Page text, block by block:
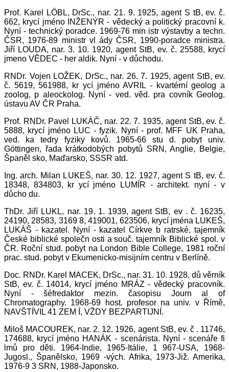
Prof. Karel LÖBL, DrSc., nar. 21. 9. 1925, agent S tB, ev. č.
662, krycí jméno INŽENÝR - vědecký a politický pracovní k.
Nyní - technický poradce. 1969-76 min istr výstavby a techn.
ČSR, 1976-89 ministr vl ády ČSR, 1990-poradce ministra.
Jiří LOUDA, nar. 3. 10. 1920, agent StB, ev. č. 25588, krycí
jmeno VĚDEC - her aldik. Nyní - v důchodu.
RNDr. Vojen LOŽEK, DrSc., nar. 26. 7. 1925, agent StB, ev.
č. 5619, 561988, kr ycí jméno AVRIL - kvartérní geolog a
zoolog, p aleockolog. Nyní - ved. věd. pra covník Geolog.
ústavu AV ČR Praha.
Prof. RNDr. Pavel LUKÁČ, nar. 22. 7. 1935, agent StB, ev. č.
5888, krycí jméno LUC - fyzik. Nyní - prof. MFF UK Praha,
ved. ka tedry fyziky kovů. 1965-66 stu d. pobyt univ.
Göttingen, řada krátkodobých pobytů SRN, Anglie, Belgie,
Španěl sko, Maďarsko, SSSR atd.
Ing. arch. Milan LUKEŠ, nar. 30. 12. 1927, agent S tB, ev. č.
18348, 834803, kr ycí jméno LUMÍR - architekt. nyní - v
důcho du.
ThDr. Jiří LUKL, nar. 19. 1. 1939, agent StB, ev . č. 16235,
24190, 28583, 3169 8, 419001, 623506, krycí jména LUKEŠ,
LUKÁŠ - kazatel. Nyní - kazatel Církve b ratrské, tajemník
České biblické společn osti a souč. tajemník Biblické spol. v
ČR. Roční stud. pobyt na London Bible College, 1981 roční
prac. stud. pobyt v Ekumenicko-misijním centru v Berlíně.
Doc. RNDr. Karel MACEK, DrSc., nar. 31. 10. 1928, dů věrník
StB, ev. č. 14014, krycí jméno MRÁZ - vědecký pracovník.
Nyní - šéfredaktor mezin. časopisu Journ al of
Chromatography. 1968-69 host. profesor na univ. v Římě,
NAVŠTÍVIL 41 ZEM Í, VŽDY BEZPARTIJNÍ.
Miloš MACOUREK, nar. 2. 12. 1926, agent StB, ev. č . 11746,
174688, krycí jméno HANÁK - scenárista. Nyní - scenáře fi
lmů pro děti. 1964-Indie, 1965-Itálie, 1 967-USA, 1968-
Jugosl., Španělsko, 1969 -vých. Afrika, 1973-Již. Amerika,
1976-9 3 SRN, 1988-Japonsko.